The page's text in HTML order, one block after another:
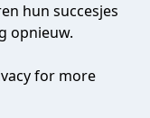
hun succesjes
opnieuw.
for more